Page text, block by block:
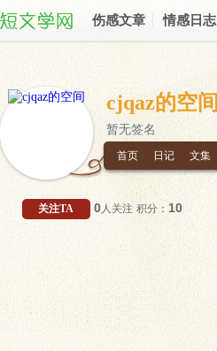
伤感文章 情感日志
cjqaz的空间
暂无签名
首页 日记 文集
关注TA 0人关注 积分： 10